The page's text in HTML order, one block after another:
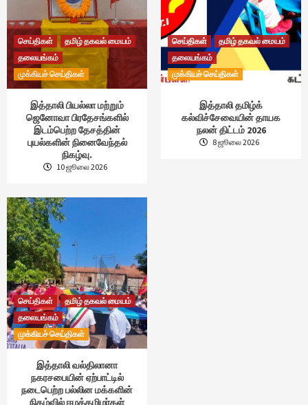
செய்திகள்
தமிழ் தகவல் மையம்
தலையங்கம்
முக்கியச் செய்திகள்
இத்தாலி பியல்லா மற்றும்
ஜெனோவா பிரதேசங்களில்
இடம்பெற்ற தேசத்தின்
புயல்களின் நினைவேந்தல்
நிகழ்வு.
10 ஜூலை 2026
செய்திகள்
தமிழ் தகவல் மையம்
தலையங்கம்
முக்கியச் செய்திகள்
இத்தாலி தமிழ்க்
கல்விச்சேவையின் தாயக
நலன் திட்டம் 2026
8 ஜூலை 2026
செய்திகள்
தமிழ் தகவல் மையம்
தலையங்கம்
முக்கியச் செய்திகள்
இத்தாலி வல்திலானா
நகரசபையின் ஏற்பாட்டில்
நடைபெற்ற பல்லின மக்களின்
நிகழ்வில் ஈழத்தமிழர்கள்